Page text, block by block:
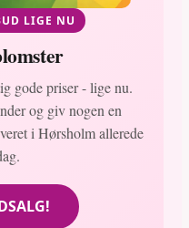
LIGE NU
gode priser - lige nu.
og giv nogen en
i Hørsholm allerede